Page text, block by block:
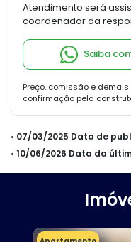
Atendimento será
coordenador da
Saiba
Preço, comissão e
confirmação pela
• 07/03/2025 Data de
• 10/06/2026 Data da